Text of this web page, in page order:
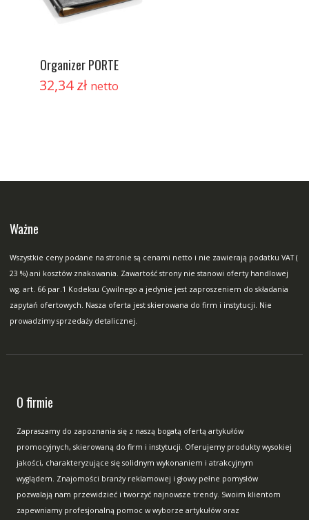
Organizer PORTE
32,34zł netto
Ważne
Wszystkie ceny podane na stronie są cenami netto i nie zawierają podatku VAT (
23 %) ani kosztów znakowania. Zawartość strony nie stanowi oferty handlowej
wg. art. 66 par.1 Kodeksu Cywilnego a jedynie jest zaproszeniem do składania
zapytań ofertowych. Nasza oferta jest skierowana do firm i instytucji. Nie
prowadzimy sprzedaży detalicznej.
O firmie
Zapraszamy do zapoznania się z naszą bogatą ofertą artykułów
promocyjnych, skierowaną do firm i instytucji. Oferujemy produkty wysokiej
jakości, charakteryzujące się solidnym wykonaniem i atrakcyjnym
wyglądem. Znajomości branży reklamowej i głowy pełne pomysłów
pozwalają nam przewidzieć i tworzyć najnowsze trendy. Swoim klientom
zapewniamy profesjonalną pomoc w wyborze artykułów oraz